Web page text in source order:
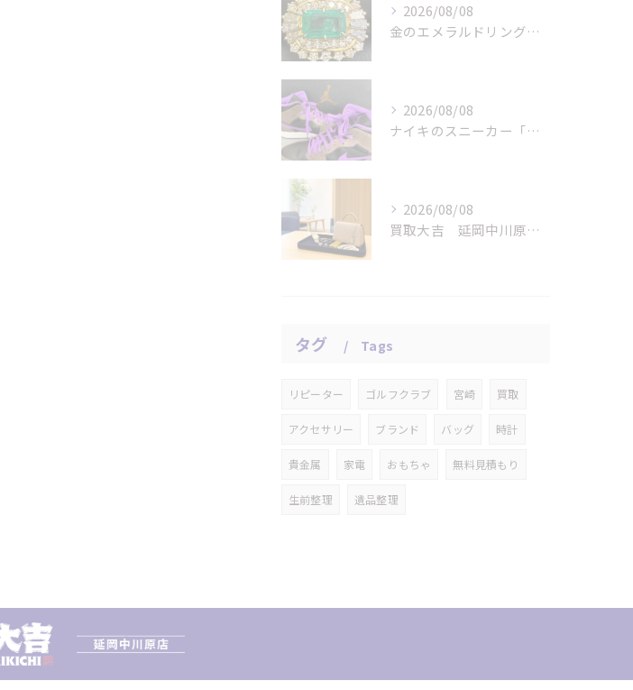
2026/08/08
金のエメラルドリングをお買取りさせていただきました。
2026/08/08
ナイキのスニーカー「エアジョーダン １ミッド パロミノ」をお...
2026/08/08
買取大吉 延岡中川原店の断りやすい査定
タグ Tags
リピーター ゴルフクラブ 宮崎 買取
アクセサリー ブランド バッグ 時計
貴金属 家電 おもちゃ 無料見積もり
生前整理 遺品整理